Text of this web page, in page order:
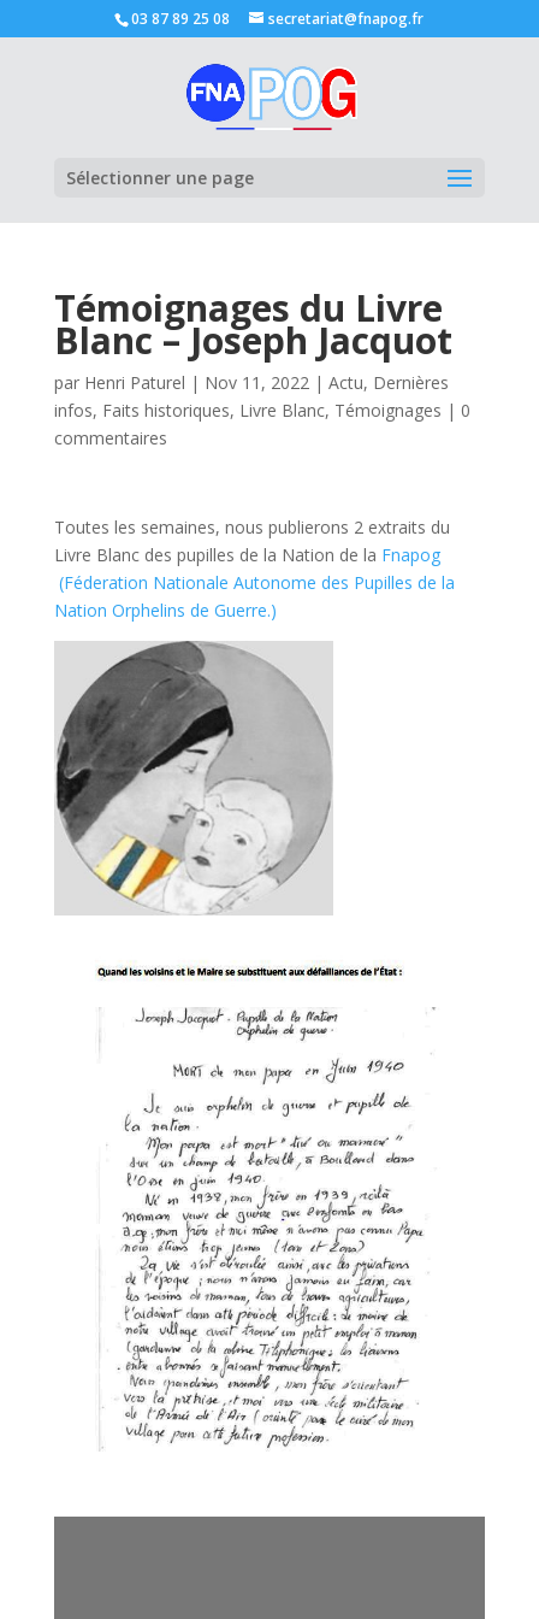
03 87 89 25 08 secretariat@fnapog.fr
Sélectionner une page
Témoignages du Livre
Blanc – Joseph Jacquot
par Henri Paturel | Nov 11, 2022| Actu, Dernières
infos, Faits historiques, Livre Blanc, Témoignages | 0
commentaires
Toutes les semaines, nous publierons 2 extraits du
Livre Blanc des pupilles de la Nation de la Fnapog
(Féderation Nationale Autonome des Pupilles de la
Nation Orphelins de Guerre.)